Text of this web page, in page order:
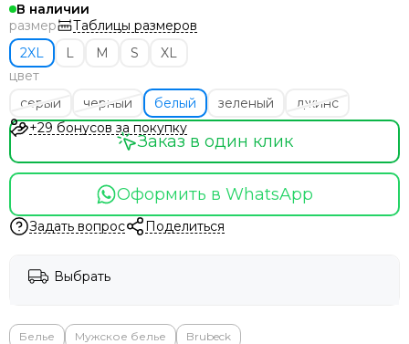
В наличии
размер
Таблицы размеров
2XL
L M S
XL
цвет
серый
черный белый зеленый
джинс
+29 бонусов за покупку
Оформить в WhatsApp
Заказ в один клик
Задать вопрос Поделиться
Выбрать
Белье Мужское белье Brubeck